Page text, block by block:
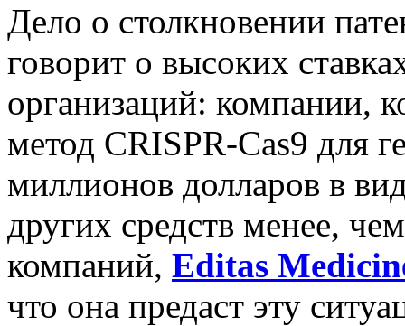
Дело о столкновении
говорит о высоких
организаций: компании,
метод CRISPR-Cas9 для
миллионов долларов в
других средств менее,
компаний, Editas
что она предаст эту